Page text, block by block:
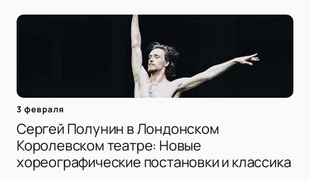
3 февраля
Сергей Полунин в Лондонском
Королевском театре: Новые
хореографические постановки и классика